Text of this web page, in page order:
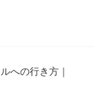
への行き方｜